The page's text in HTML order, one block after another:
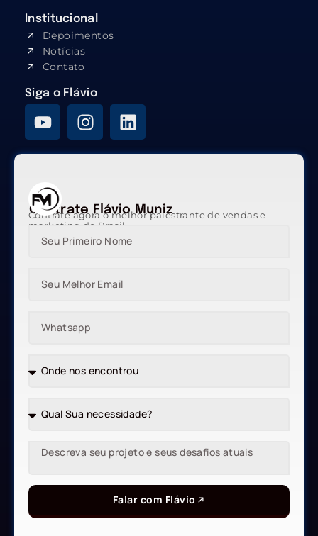
Institucional
Depoimentos
Notícias
Contato
Siga o Flávio
Contrate Flávio Muniz
Contrate agora o melhor palestrante de vendas e
marketing do Brasil
Falar com Flávio